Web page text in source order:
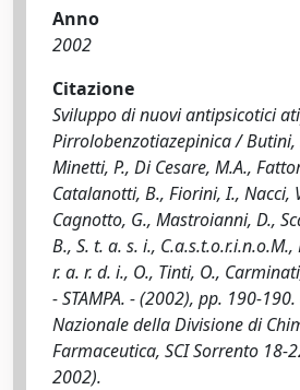
Anno
2002
Citazione
Sviluppo di nuovi antipsicotici
Pirrolobenzotiazepinica / Butini,
Minetti, P., Di Cesare, M.A.,
Catalanotti, B., Fiorini, I., Nacci,
Cagnotto, G., Mastroianni, D.,
B., S. t. a. s. i.,
r. a. r. d. i., O., Tinti, O.,
- STAMPA. - (2002), pp. 190-
Nazionale della Divisione di
Farmaceutica, SCI Sorrento 18-
2002).